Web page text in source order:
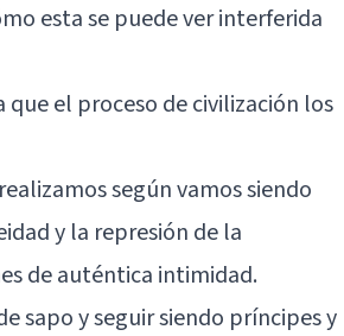
esta se puede ver interferida
que el proceso de civilización los
según vamos siendo
y la represión de la
de auténtica intimidad.
sapo y seguir siendo príncipes y